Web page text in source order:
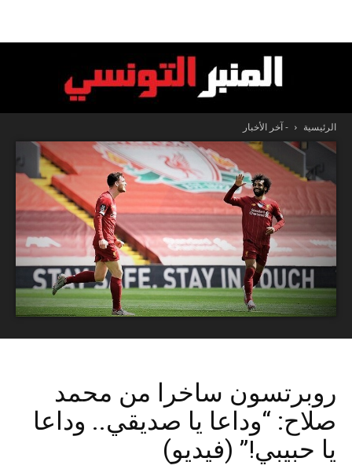
المنبر
التونسي
الرئيسية - آخر الأخبار
روبرتسون ساخرا من محمد
صلاح: “وداعا يا صديقي.. وداعا
يا حبيبي!” (فيديو)